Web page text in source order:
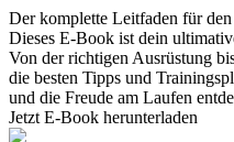
Der komplette Leitfaden für
Dieses E-Book ist dein
Von der richtigen Ausrüstung
die besten Tipps und
und die Freude am Laufen
Jetzt E-Book herunterladen